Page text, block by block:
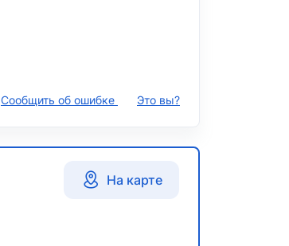
Сообщить об ошибке Это вы?
На карте